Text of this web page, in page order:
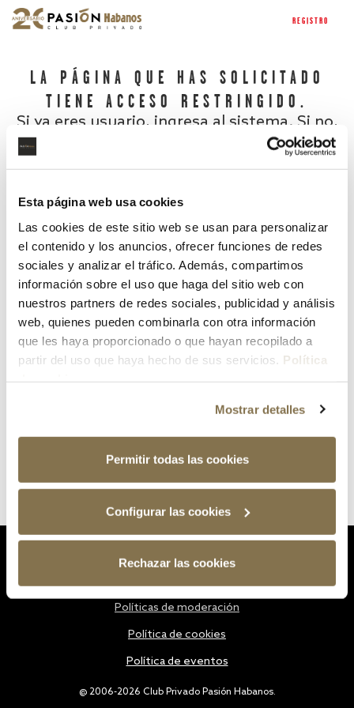
Esta página web usa cookies
Las cookies de este sitio web se usan para personalizar
el contenido y los anuncios, ofrecer funciones de redes
sociales y analizar el tráfico. Además, compartimos
información sobre el uso que haga del sitio web con
nuestros partners de redes sociales, publicidad y análisis
web, quienes pueden combinarla con otra información
que les haya proporcionado o que hayan recopilado a
partir del uso que haya hecho de sus servicios. Política
Mostrar detalles
Permitir todas las cookies
Configurar las cookies
Rechazar las cookies
REGISTRO
LA PÁGINA QUE HAS SOLICITADO
TIENE ACCESO RESTRINGIDO.
Si ya eres usuario, ingresa al sistema. Si no,
¿Has olvidado tu contraseña?
@ 2006-2026 Club Privado Pasión Habanos.
Políticas de moderación
Política de cookies
Política de eventos